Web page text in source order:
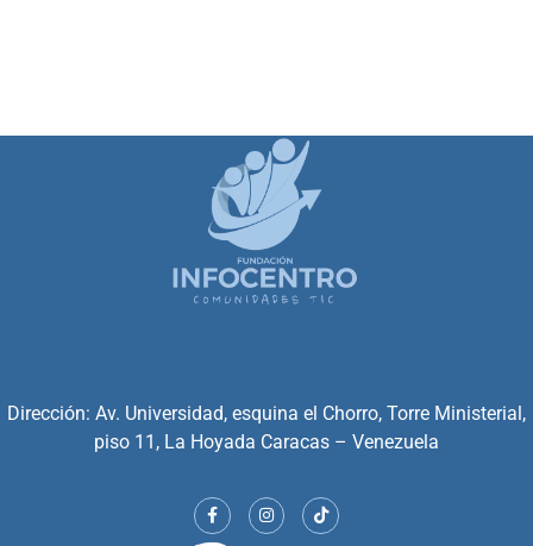
Dirección: Av. Universidad, esquina el Chorro, Torre Ministerial,
piso 11, La Hoyada Caracas – Venezuela